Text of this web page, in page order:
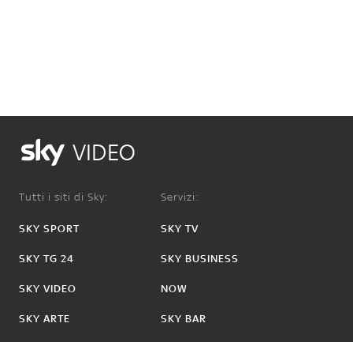
VIDEO
Tutti i siti di Sky:
SKY SPORT
SKY TG 24
SKY VIDEO
SKY ARTE
Servizi:
SKY TV
SKY BUSINESS
NOW
SKY BAR